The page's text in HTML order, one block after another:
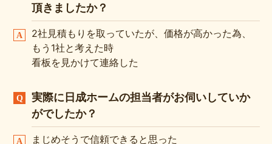
頂きましたか？
2社見積もりを取っていたが、価格が高かった為、
もう1社と考えた時
看板を見かけて連絡した
実際に日成ホームの担当者がお伺いしていか
がでしたか？
まじめそうで信頼できると思った